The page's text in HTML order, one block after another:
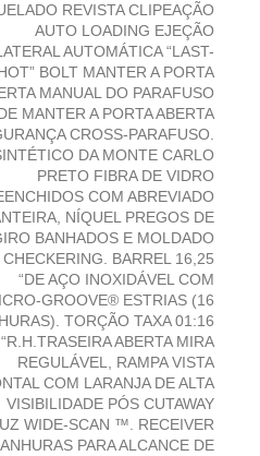
REVISTA CLIPEAÇÃO
AUTO LOADING EJEÇÃO
AUTOMÁTICA “LAST-
BOLT MANTER A PORTA
MANUAL DO PARAFUSO
MANTER A PORTA ABERTA
CROSS-PARAFUSO.
DA MONTE CARLO
PRETO FIBRA DE VIDRO
COM ABREVIADO
NÍQUEL PREGOS DE
BANHADOS E MOLDADO
CHECKERING. BARREL 16,25
“DE AÇO INOXIDÁVEL COM
GROOVE® ESTRIAS (16
TORÇÃO TAXA 01:16
“R.H.TRASEIRA ABERTA MIRA
REGULÁVEL, RAMPA VISTA
COM LARANJA DE ALTA
VISIBILIDADE PÓS CUTAWAY
WIDE-SCAN ™. RECEIVER
PARA ALCANCE DE